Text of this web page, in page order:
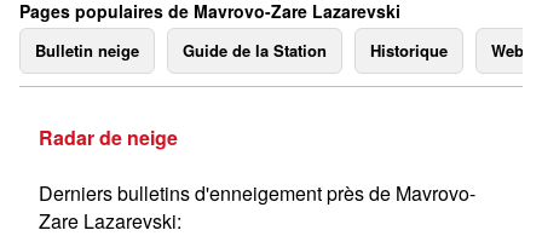
Pages populaires de Mavrovo-Zare Lazarevski
Bulletin neige Guide de la Station Historique
Radar de neige
Derniers bulletins d'enneigement près de Mavrovo-
Zare Lazarevski: